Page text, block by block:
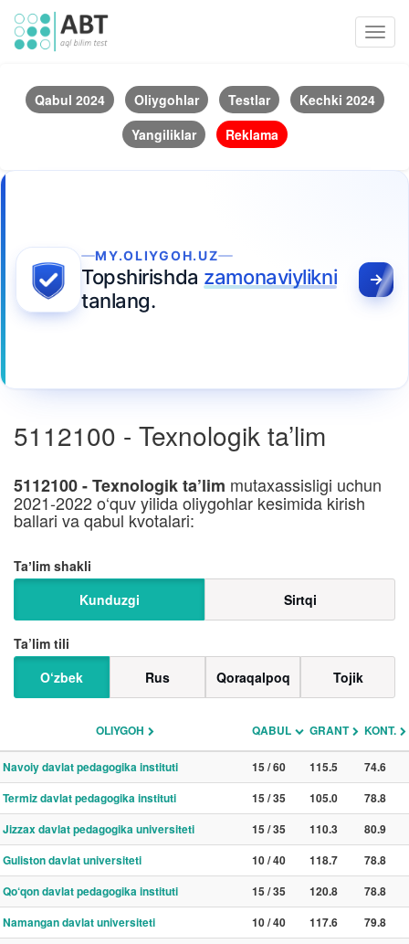
Qabul 2024 Oliygohlar Testlar
Kechki 2024
Yangiliklar
Reklama
MY.OLIYGOH.UZ
Topshirishda zamonaviylikni
tanlang.
5112100 - Texnologik ta’lim
5112100 - Texnologik ta’lim mutaxassisligi uchun
2021-2022 o‘quv yilida oliygohlar kesimida kirish
ballari va qabul kvotalari:
Taʼlim shakli
Kunduzgi
Sirtqi
Ta’lim tili
O‘zbek
Rus Qoraqalpoq Tojik
OLIYGOH QABUL GRANT KONT.
Navoiy davlat pedagogika instituti 15 / 60 115.5
74.6
Termiz davlat pedagogika instituti
15 / 35 105.0
78.8
Jizzax davlat pedagogika universiteti
15 / 35 110.3
80.9
Guliston davlat universiteti
10 / 40 118.7
78.8
Qo‘qon davlat pedagogika instituti
15 / 35 120.8
78.8
Namangan davlat universiteti
10 / 40 117.6
79.8